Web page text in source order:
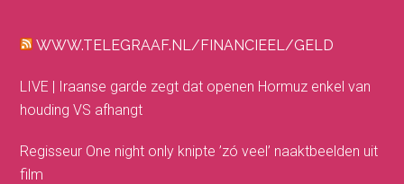
WWW.TELEGRAAF.NL/FINANCIEEL/GELD
LIVE | Iraanse garde zegt dat openen Hormuz enkel van
houding VS afhangt
Regisseur One night only knipte ’zó veel’ naaktbeelden uit
film